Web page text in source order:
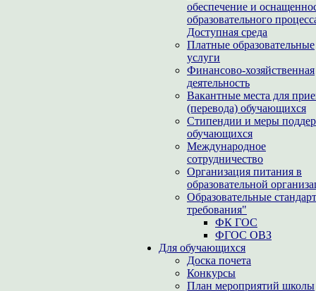
обеспечение и
образовательного
Доступная среда
Платные образовательные
услуги
Финансово-хозяйственная
деятельность
Вакантные места для
(перевода) обучающихся
Стипендии и меры
обучающихся
Международное
сотрудничество
Организация питания в
образовательной
Образовательные
требования"
ФК ГОС
ФГОС ОВЗ
Для обучающихся
Доска почета
Конкурсы
План мероприятий школы